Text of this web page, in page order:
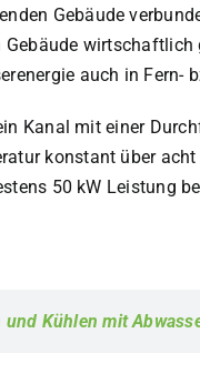
Gebäude
auch in Fern-
Kanal mit einer
konstant über
50 kW Leistung
und Kühlen mit